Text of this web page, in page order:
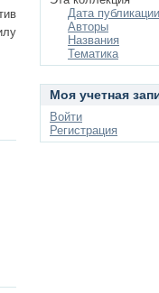
Дата публикации
Авторы
Названия
Тематика
Моя учетная
Войти
Регистрация